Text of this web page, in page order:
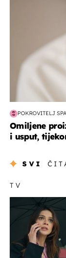
POKROVITELJ
Omiljene
i usput,
SVI
TV